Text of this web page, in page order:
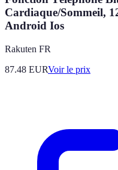
Cardiaque/Sommeil,
Android Ios
Rakuten FR
87.48 EURVoir le prix